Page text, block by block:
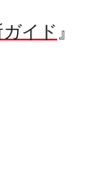
イド』